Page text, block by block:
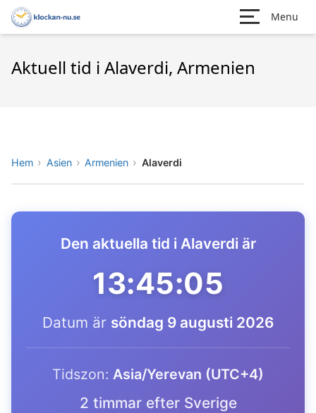
Menu
Aktuell tid i Alaverdi, Armenien
Hem Asien Armenien Alaverdi
Den aktuella tid i Alaverdi är
13:45:05
Datum är söndag 9 augusti 2026
Tidszon: Asia/Yerevan (UTC+4)
2 timmar efter Sverige